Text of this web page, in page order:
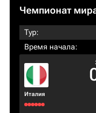
Чемпионат
Тур:
Время начала:
Италия